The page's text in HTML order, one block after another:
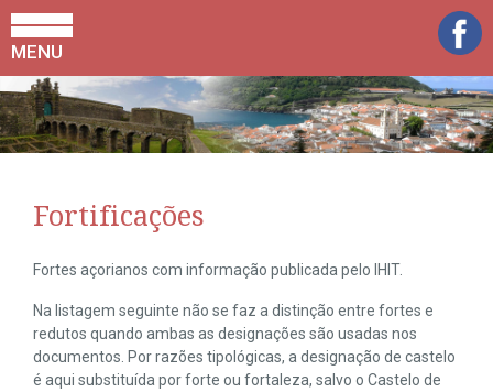
MENU
Fortificações
Fortes açorianos com informação publicada pelo IHIT.
Na listagem seguinte não se faz a distinção entre fortes e
redutos quando ambas as designações são usadas nos
documentos. Por razões tipológicas, a designação de castelo
é aqui substituída por forte ou fortaleza, salvo o Castelo de